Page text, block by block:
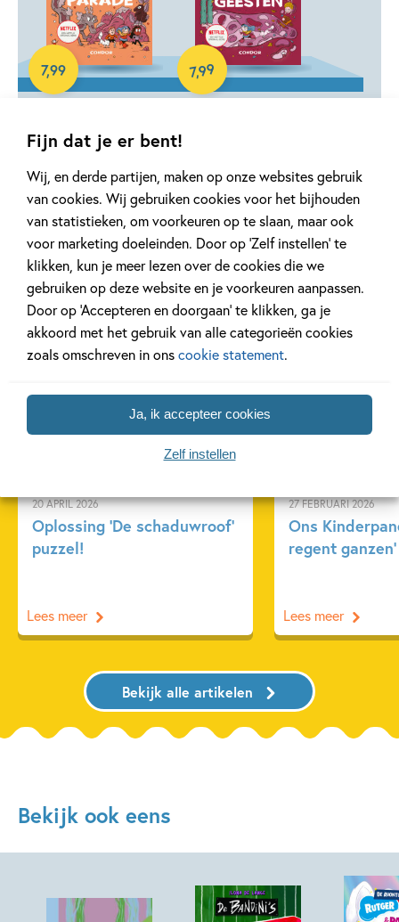
Fijn dat je er bent!
Wij, en derde partijen, maken op onze websites gebruik
van cookies. Wij gebruiken cookies voor het bijhouden
van statistieken, om voorkeuren op te slaan, maar ook
voor marketing doeleinden. Door op ‘Zelf instellen’ te
klikken, kun je meer lezen over de cookies die we
gebruiken op deze website en je voorkeuren aanpassen.
Door op ‘Accepteren en doorgaan’ te klikken, ga je
akkoord met het gebruik van alle categorieën cookies
zoals omschreven in onscookie statement.
Ja, ik accepteer cookies
Zelf instellen
de grote parade
Stephen Davies, Luke
Pearson
7,99
E-book
Stephen Davies, Luke
Pearson
7,99
E-book
Gerelateerde artikelen
20 APRIL 2026
Oplossing ‘De schaduwroof’
puzzel!
Achtergrond
Lees meer
27 FEBRUARI 2026
Ons
regent ganzen’
Kinderpanel
Lees meer
Bekijk alle artikelen
Bekijk ook eens